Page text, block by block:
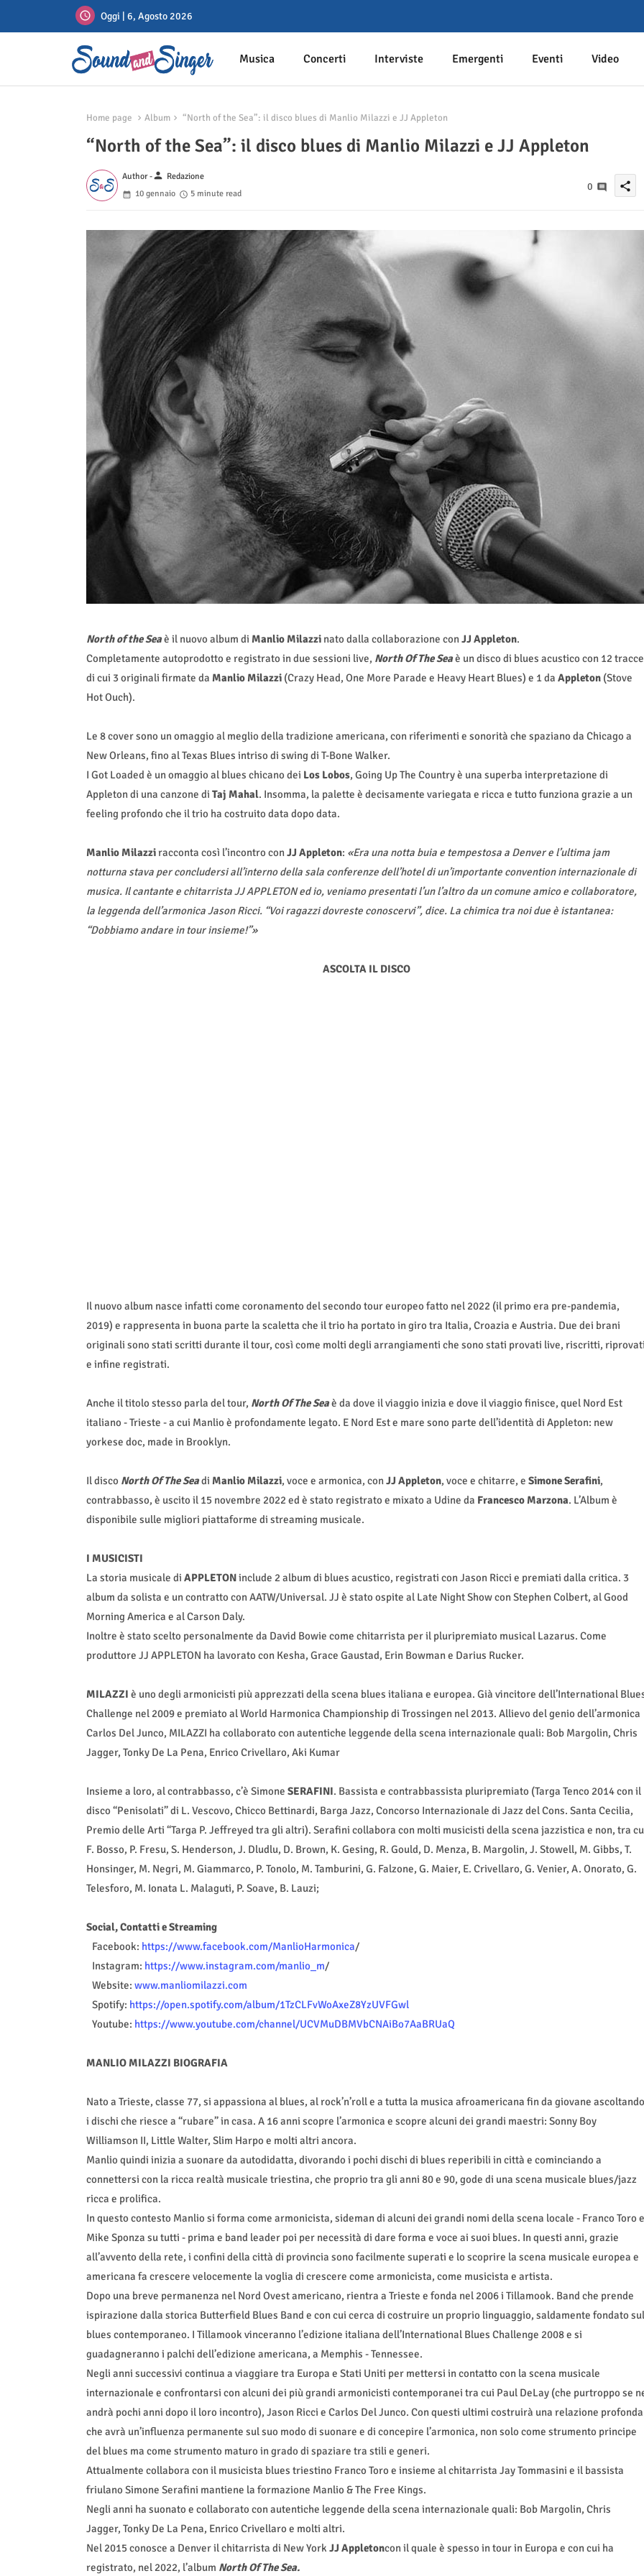
Oggi | 6, Agosto 2026
Musica Concerti Interviste Emergenti Eventi Video
Home page Album “North of the Sea”: il disco blues di Manlio Milazzi e JJ Appleton
“North of the Sea”: il disco blues di Manlio Milazzi e JJ Appleton
Author -person Redazione
10 gennaio
5 minute read
0 share
North of the Seaè il nuovo album di Manlio Milazzinato dalla collaborazione conJJ Appleton.
Completamente autoprodotto e registrato in due sessioni live, North Of The Seaè un disco di blues acustico con 12 tracce
di cui 3 originali firmate da Manlio Milazzi(Crazy Head, One More Parade e Heavy Heart Blues) e 1 da Appleton (Stove
Hot Ouch).
Le 8 cover sono un omaggio al meglio della tradizione americana, con riferimenti e sonorità che spaziano da Chicago a
New Orleans, fino al Texas Blues intriso di swing di T-Bone Walker.
I Got Loaded è un omaggio al blues chicano dei Los Lobos, Going Up The Country è una superba interpretazione di
Appleton di una canzone di Taj Mahal. Insomma, la palette è decisamente variegata e ricca e tutto funziona grazie a un
feeling profondo che il trio ha costruito data dopo data.
Manlio Milazziracconta così l’incontro conJJ Appleton: «Era una notta buia e tempestosa a Denver e l’ultima jam
notturna stava per concludersi all’interno della sala conferenze dell’hotel di un’importante convention internazionale di
musica. Il cantante e chitarrista JJ APPLETON ed io, veniamo presentati l’un l’altro da un comune amico e collaboratore,
la leggenda dell’armonica Jason Ricci. “Voi ragazzi dovreste conoscervi”, dice. La chimica tra noi due è istantanea:
“Dobbiamo andare in tour insieme!”»
ASCOLTA IL DISCO
Il nuovo album nasce infatti come coronamento del secondo tour europeo fatto nel 2022 (il primo era pre-pandemia,
2019) e rappresenta in buona parte la scaletta che il trio ha portato in giro tra Italia, Croazia e Austria. Due dei brani
originali sono stati scritti durante il tour, così come molti degli arrangiamenti che sono stati provati live, riscritti,
e infine registrati.
Anche il titolo stesso parla del tour, North Of The Seaè da dove il viaggio inizia e dove il viaggio finisce, quel Nord Est
italiano - Trieste - a cui Manlio è profondamente legato. E Nord Est e mare sono parte dell’identità di Appleton: new
yorkese doc, made in Brooklyn.
Il disco North Of The Seadi Manlio Milazzi, voce e armonica, conJJ Appleton, voce e chitarre, e Simone Serafini,
contrabbasso, è uscito il 15 novembre 2022 ed è stato registrato e mixato a Udine da Francesco Marzona. L’Album è
disponibile sulle migliori piattaforme di streaming musicale.
I MUSICISTI
La storia musicale di APPLETONinclude 2 album di blues acustico, registrati con Jason Ricci e premiati dalla critica. 3
album da solista e un contratto con AATW/Universal. JJ è stato ospite al Late Night Show con Stephen Colbert, al Good
Morning America e al Carson Daly.
Inoltre è stato scelto personalmente da David Bowie come chitarrista per il pluripremiato musical Lazarus. Come
produttore JJ APPLETON ha lavorato con Kesha, Grace Gaustad, Erin Bowman e Darius Rucker.
MILAZZI è uno degli armonicisti più apprezzati della scena blues italiana e europea. Già vincitore dell’International
Challenge nel 2009 e premiato al World Harmonica Championship di Trossingen nel 2013. Allievo del genio dell’armonica
Carlos Del Junco, MILAZZI ha collaborato con autentiche leggende della scena internazionale quali: Bob Margolin, Chris
Jagger, Tonky De La Pena, Enrico Crivellaro, Aki Kumar
Insieme a loro, al contrabbasso, c’è Simone SERAFINI. Bassista e contrabbassista pluripremiato (Targa Tenco 2014 con il
disco “Penisolati” di L. Vescovo, Chicco Bettinardi, Barga Jazz, Concorso Internazionale di Jazz del Cons. Santa Cecilia,
Premio delle Arti “Targa P. Jeffreyed tra gli altri). Serafini collabora con molti musicisti della scena jazzistica e non, tra
F. Bosso, P. Fresu, S. Henderson, J. Dludlu, D. Brown, K. Gesing, R. Gould, D. Menza, B. Margolin, J. Stowell, M. Gibbs, T.
Honsinger, M. Negri, M. Giammarco, P. Tonolo, M. Tamburini, G. Falzone, G. Maier, E. Crivellaro, G. Venier, A. Onorato, G.
Telesforo, M. Ionata L. Malaguti, P. Soave, B. Lauzi;
Social, Contatti e Streaming
Facebook: https://www.facebook.com/ManlioHarmonica/
Instagram: https://www.instagram.com/manlio_m/
Website: www.manliomilazzi.com
Spotify: https://open.spotify.com/album/1TzCLFvWoAxeZ8YzUVFGwl
Youtube: https://www.youtube.com/channel/UCVMuDBMVbCNAiBo7AaBRUaQ
MANLIO MILAZZI BIOGRAFIA
Nato a Trieste, classe 77, si appassiona al blues, al rock’n’roll e a tutta la musica afroamericana fin da giovane ascoltando
i dischi che riesce a “rubare” in casa. A 16 anni scopre l’armonica e scopre alcuni dei grandi maestri: Sonny Boy
Williamson II, Little Walter, Slim Harpo e molti altri ancora.
Manlio quindi inizia a suonare da autodidatta, divorando i pochi dischi di blues reperibili in città e cominciando a
connettersi con la ricca realtà musicale triestina, che proprio tra gli anni 80 e 90, gode di una scena musicale blues/jazz
ricca e prolifica.
In questo contesto Manlio si forma come armonicista, sideman di alcuni dei grandi nomi della scena locale - Franco Toro e
Mike Sponza su tutti - prima e band leader poi per necessità di dare forma e voce ai suoi blues. In questi anni, grazie
all’avvento della rete, i confini della città di provincia sono facilmente superati e lo scoprire la scena musicale europea e
americana fa crescere velocemente la voglia di crescere come armonicista, come musicista e artista.
Dopo una breve permanenza nel Nord Ovest americano, rientra a Trieste e fonda nel 2006 i Tillamook. Band che prende
ispirazione dalla storica Butterfield Blues Band e con cui cerca di costruire un proprio linguaggio, saldamente fondato sul
blues contemporaneo. I Tillamook vinceranno l’edizione italiana dell’International Blues Challenge 2008 e si
guadagneranno i palchi dell’edizione americana, a Memphis - Tennessee.
Negli anni successivi continua a viaggiare tra Europa e Stati Uniti per mettersi in contatto con la scena musicale
internazionale e confrontarsi con alcuni dei più grandi armonicisti contemporanei tra cui Paul DeLay (che purtroppo se
andrà pochi anni dopo il loro incontro), Jason Ricci e Carlos Del Junco. Con questi ultimi costruirà una relazione profonda
che avrà un’influenza permanente sul suo modo di suonare e di concepire l’armonica, non solo come strumento principe
del blues ma come strumento maturo in grado di spaziare tra stili e generi.
Attualmente collabora con il musicista blues triestino Franco Toro e insieme al chitarrista Jay Tommasini e il bassista
friulano Simone Serafini mantiene la formazione Manlio & The Free Kings.
Negli anni ha suonato e collaborato con autentiche leggende della scena internazionale quali: Bob Margolin, Chris
Jagger, Tonky De La Pena, Enrico Crivellaro e molti altri.
Nel 2015 conosce a Denver il chitarrista di New York JJ Appletoncon il quale è spesso in tour in Europa e con cui ha
registrato, nel 2022, l’album North Of The Sea.